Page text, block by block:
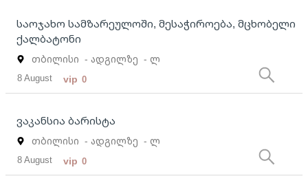
საოჯახო სამზარეულოში, მესაჭიროება, მცხობელი
ქალბატონი
თბილისი - ადგილზე - ლ
8 August vip 0
ვაკანსია ბარისტა
თბილისი - ადგილზე - ლ
8 August vip 0